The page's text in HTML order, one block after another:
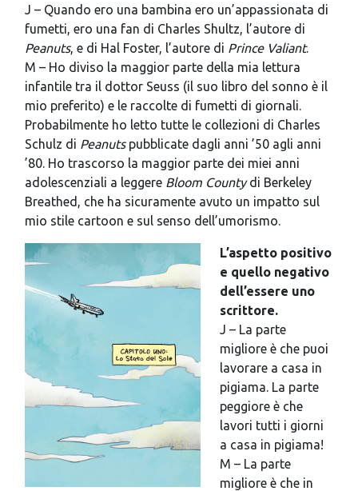
J – Quando ero una bambina ero un’appassionata di
fumetti, ero una fan di Charles Shultz, l’autore di
Peanuts, e di Hal Foster, l’autore di Prince Valiant.
M – Ho diviso la maggior parte della mia lettura
infantile tra il dottor Seuss (il suo libro del sonno è il
mio preferito) e le raccolte di fumetti di giornali.
Probabilmente ho letto tutte le collezioni di Charles
Schulz di Peanutspubblicate dagli anni ’50 agli anni
’80. Ho trascorso la maggior parte dei miei anni
adolescenziali a leggere Bloom Countydi Berkeley
Breathed, che ha sicuramente avuto un impatto sul
mio stile cartoon e sul senso dell’umorismo.
L’aspetto positivo
e quello negativo
dell’essere uno
scrittore.
J – La parte
migliore è che puoi
lavorare a casa in
pigiama. La parte
peggiore è che
lavori tutti i giorni
a casa in pigiama!
M – La parte
migliore è che in